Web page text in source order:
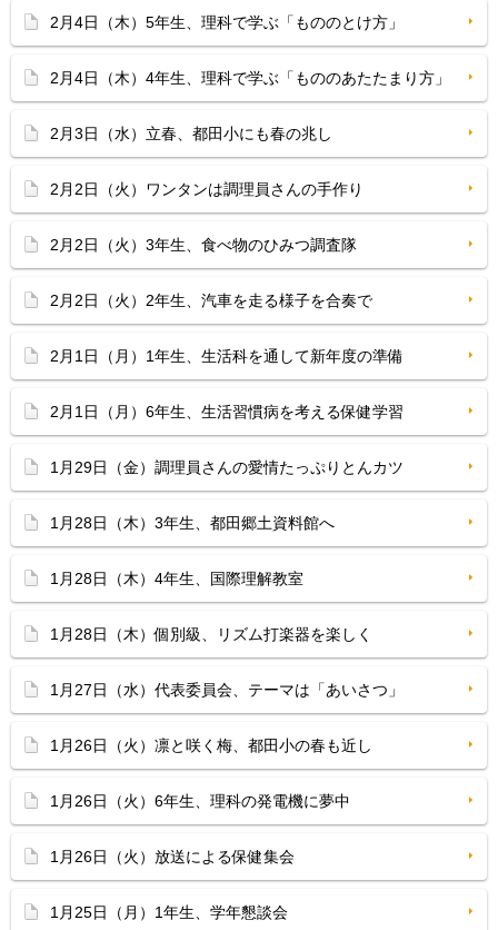
2月4日（木）5年生、理科で学ぶ「もののとけ方」
2月4日（木）4年生、理科で学ぶ「もののあたたまり方」
2月3日（水）立春、都田小にも春の兆し
2月2日（火）ワンタンは調理員さんの手作り
2月2日（火）3年生、食べ物のひみつ調査隊
2月2日（火）2年生、汽車を走る様子を合奏で
2月1日（月）1年生、生活科を通して新年度の準備
2月1日（月）6年生、生活習慣病を考える保健学習
1月29日（金）調理員さんの愛情たっぷりとんカツ
1月28日（木）3年生、都田郷土資料館へ
1月28日（木）4年生、国際理解教室
1月28日（木）個別級、リズム打楽器を楽しく
1月27日（水）代表委員会、テーマは「あいさつ」
1月26日（火）凛と咲く梅、都田小の春も近し
1月26日（火）6年生、理科の発電機に夢中
1月26日（火）放送による保健集会
1月25日（月）1年生、学年懇談会